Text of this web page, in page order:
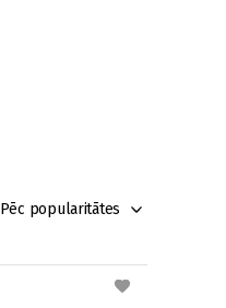
Pēc popularitātes